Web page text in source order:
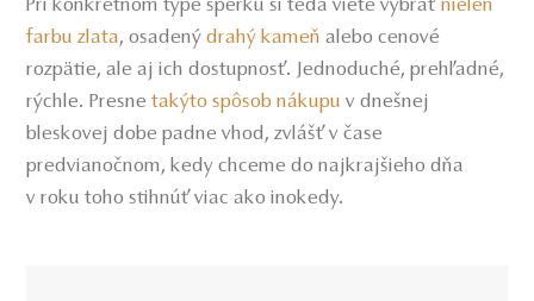
Pri konkrétnom type šperku si teda viete vybraťnielen
farbu zlata,osadený drahý kameň alebo cenové
rozpätie, ale aj ich dostupnosť. Jednoduché, prehľadné,
rýchle. Presne takýto spôsob nákupu v dnešnej
bleskovej dobe padne vhod, zvlášť v čase
predvianočnom, kedy chceme do najkrajšieho dňa
v roku toho stihnúť viac ako inokedy.